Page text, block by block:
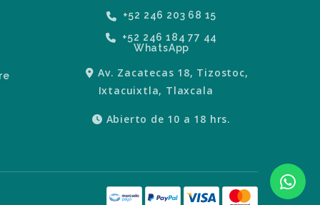
+52 246 203 68 15
+52 246 184 77 44
WhatsApp
Av. Zacatecas 18, Tizostoc,
Ixtacuixtla, Tlaxcala
Abierto de 10 a 18 hrs.